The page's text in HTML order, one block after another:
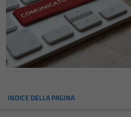
INDICE DELLA PAGINA